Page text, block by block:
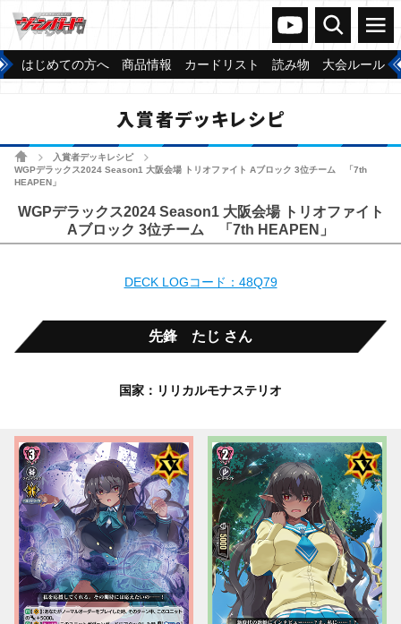
ヴァンガードch
検索 メニュー
はじめての方へ 商品情報 カードリスト 読み物 大会ルール
入賞者デッキレシピ
ホーム 入賞者デッキレシピ
WGPデラックス2024 Season1 大阪会場 トリオファイト Aブロック 3位チーム 「7th
HEAPEN」
WGPデラックス2024 Season1 大阪会場 トリオファイト
Aブロック 3位チーム 「7th HEAPEN」
DECK LOGコード：48Q79
先鋒 たじ さん
国家：リリカルモナステリオ